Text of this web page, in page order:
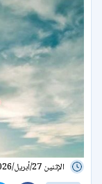
الإثنين 27/أبريل/2026 - 05:24 م